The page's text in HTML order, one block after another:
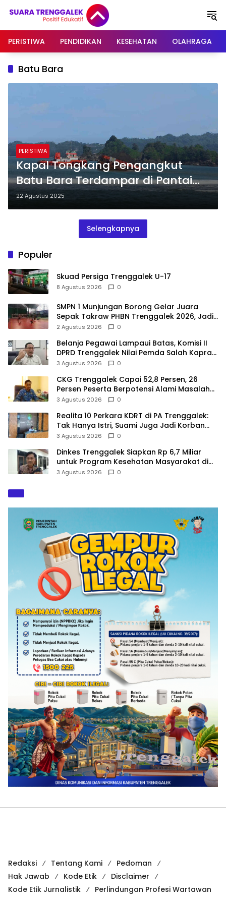
PERISTIWA
PENDIDIKAN KESEHATAN OLAHRAGA
Batu Bara
PERISTIWA
Kapal Tongkang Pengangkut
Batu Bara Terdampar di Pantai
Konang Trenggalek
22 Agustus 2025
Selengkapnya
Populer
Skuad Persiga Trenggalek U-17
8 Agustus 2026 0
SMPN 1 Munjungan Borong Gelar Juara
Sepak Takraw PHBN Trenggalek 2026, Jadi
Modal Menuju POPDA Jatim
2 Agustus 2026 0
Belanja Pegawai Lampaui Batas, Komisi II
DPRD Trenggalek Nilai Pemda Salah Kaprah
dalam Perencanaan
3 Agustus 2026 0
CKG Trenggalek Capai 52,8 Persen, 26
Persen Peserta Berpotensi Alami Masalah
Kejiwaan
3 Agustus 2026 0
Realita 10 Perkara KDRT di PA Trenggalek:
Tak Hanya Istri, Suami Juga Jadi Korban
Kekerasan
3 Agustus 2026 0
Dinkes Trenggalek Siapkan Rp 6,7 Miliar
untuk Program Kesehatan Masyarakat di
2027
3 Agustus 2026 0
Redaksi Tentang Kami
Pedoman
Hak Jawab
Kode Etik
Disclaimer
Kode Etik Jurnalistik
Perlindungan Profesi Wartawan